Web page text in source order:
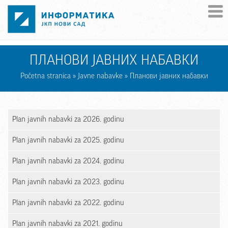
Skip to main content
ПЛАНОВИ ЈАВНИХ НАБАВКИ
Početna stranica» Javne nabavke » Планови јавних набавки
Plan javnih nabavki za 2026. godinu
Plan javnih nabavki za 2025. godinu
Plan javnih nabavki za 2024. godinu
Plan javnih nabavki za 2023. godinu
Plan javnih nabavki za 2022. godinu
Plan javnih nabavki za 2021. godinu